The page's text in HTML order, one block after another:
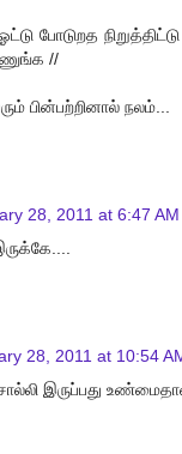
போடுறத
//
பின்பற்றினால் நலம்...
28, 2011 at 6:47 AM
28, 2011 at 10:54
இருப்பது